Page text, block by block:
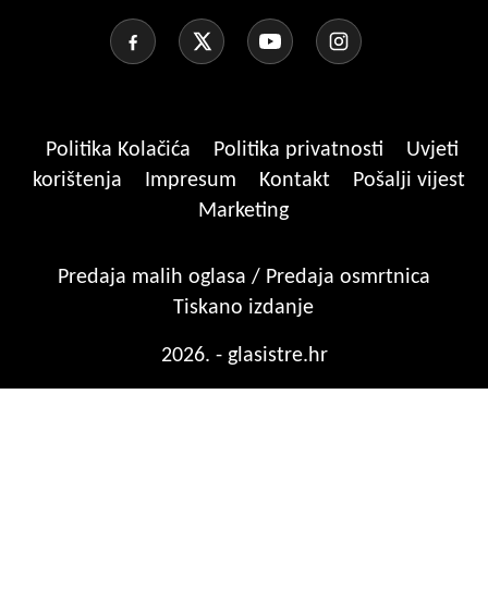
Politika Kolačića Politika privatnosti
Uvjeti
korištenja
Impresum Kontakt
Pošalji vijest
Marketing
Predaja malih oglasa / Predaja osmrtnica
Tiskano izdanje
2026. - glasistre.hr